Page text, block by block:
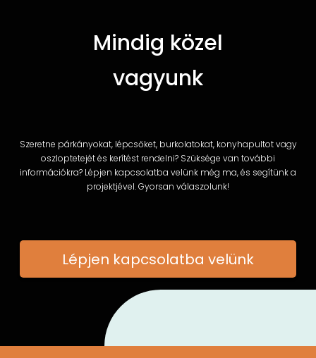
Mindig közel
vagyunk
Szeretne párkányokat, lépcsőket, burkolatokat, konyhapultot vagy
oszloptetejét és kerítést rendelni? Szüksége van további
információkra? Lépjen kapcsolatba velünk még ma, és segítünk a
projektjével. Gyorsan válaszolunk!
Lépjen kapcsolatba velünk